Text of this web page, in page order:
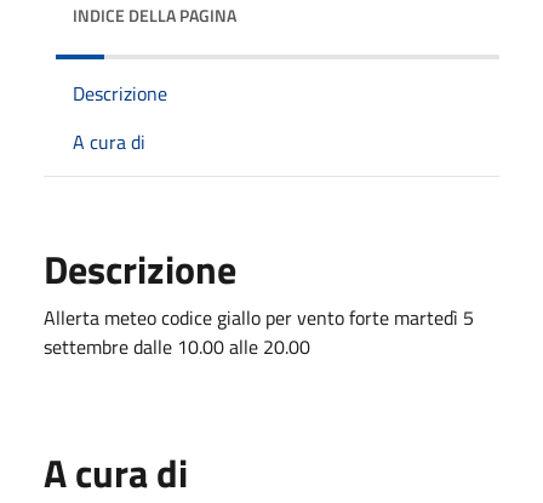
INDICE DELLA PAGINA
Descrizione
A cura di
Descrizione
Allerta meteo codice giallo per vento forte martedì 5
settembre dalle 10.00 alle 20.00
A cura di